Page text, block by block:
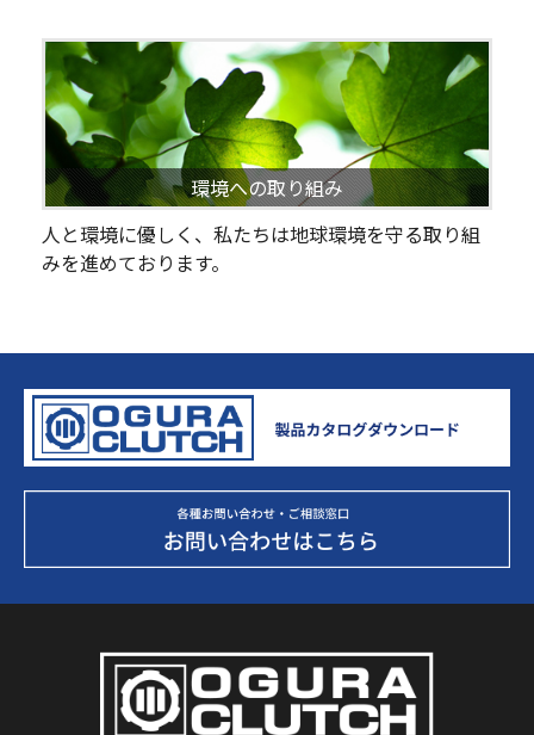
環境への取り組み
人と環境に優しく、私たちは地球環境を守る取り組
みを進めております。